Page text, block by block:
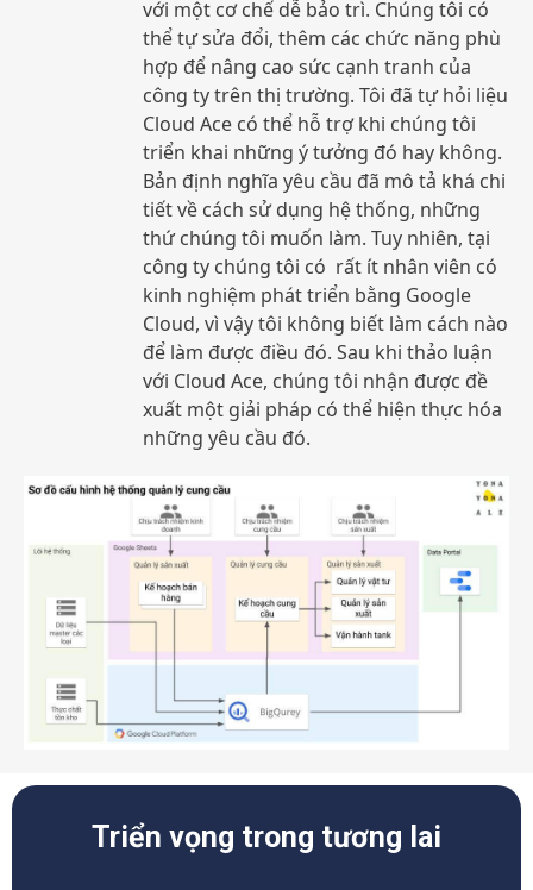
với một cơ chế dễ bảo trì. Chúng tôi có
thể tự sửa đổi, thêm các chức năng phù
hợp để nâng cao sức cạnh tranh của
công ty trên thị trường. Tôi đã tự hỏi liệu
Cloud Ace có thể hỗ trợ khi chúng tôi
triển khai những ý tưởng đó hay không.
Bản định nghĩa yêu cầu đã mô tả khá chi
tiết về cách sử dụng hệ thống, những
thứ chúng tôi muốn làm. Tuy nhiên, tại
công ty chúng tôi có rất ít nhân viên có
kinh nghiệm phát triển bằng Google
Cloud, vì vậy tôi không biết làm cách nào
để làm được điều đó. Sau khi thảo luận
với Cloud Ace, chúng tôi nhận được đề
xuất một giải pháp có thể hiện thực hóa
những yêu cầu đó.
Triển vọng trong tương lai